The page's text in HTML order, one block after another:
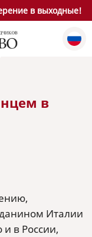
в выходные!
в
Италии
в России,